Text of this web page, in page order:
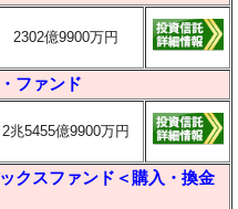
2302億9900万円
ファンド
2兆5455億9900万円
クスファンド＜購入・換金